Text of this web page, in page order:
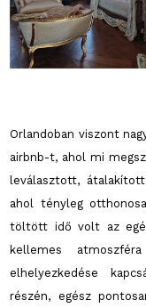
Orlandoban viszont
airbnb-t, ahol mi
leválasztott,
ahol tényleg
töltött idő volt az
kellemes
elhelyezkedése
részén, egész